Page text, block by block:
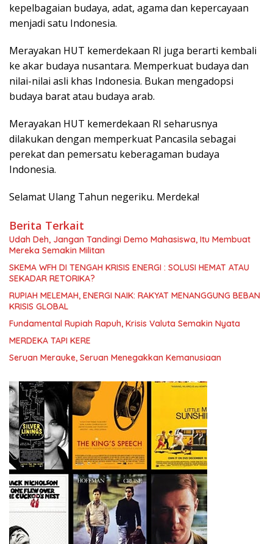
kepelbagaian budaya, adat, agama dan kepercayaan
menjadi satu Indonesia.
Merayakan HUT kemerdekaan RI juga berarti kembali
ke akar budaya nusantara. Memperkuat budaya dan
nilai-nilai asli khas Indonesia. Bukan mengadopsi
budaya barat atau budaya arab.
Merayakan HUT kemerdekaan RI seharusnya
dilakukan dengan memperkuat Pancasila sebagai
perekat dan pemersatu keberagaman budaya
Indonesia.
Selamat Ulang Tahun negeriku. Merdeka!
Berita Terkait
Udah Deh, Jangan Tandingi Demo Mahasiswa, Itu Membuat
Mereka Semakin Militan
SKEMA WFH DI TENGAH KRISIS ENERGI : SOLUSI HEMAT ATAU
SEKADAR RETORIKA?
RUPIAH MELEMAH, ENERGI NAIK: RAKYAT MENANGGUNG BEBAN
KRISIS GLOBAL
Fundamental Rupiah Rapuh, Krisis Valuta Semakin Nyata
MERDEKA TAPI KERE
Seruan Merauke, Seruan Menegakkan Kemanusiaan